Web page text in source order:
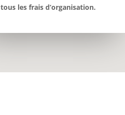
tous les frais d’organisation.